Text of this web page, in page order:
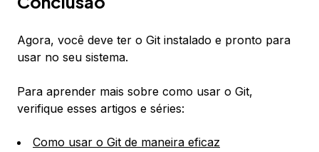
Agora, você deve ter o Git instalado e pronto para
usar no seu sistema.
Para aprender mais sobre como usar o Git,
verifique esses artigos e séries:
Como usar o Git de maneira eficaz